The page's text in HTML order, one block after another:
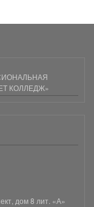
КОЛЛЕДЖ»
дом 8 лит. «А»